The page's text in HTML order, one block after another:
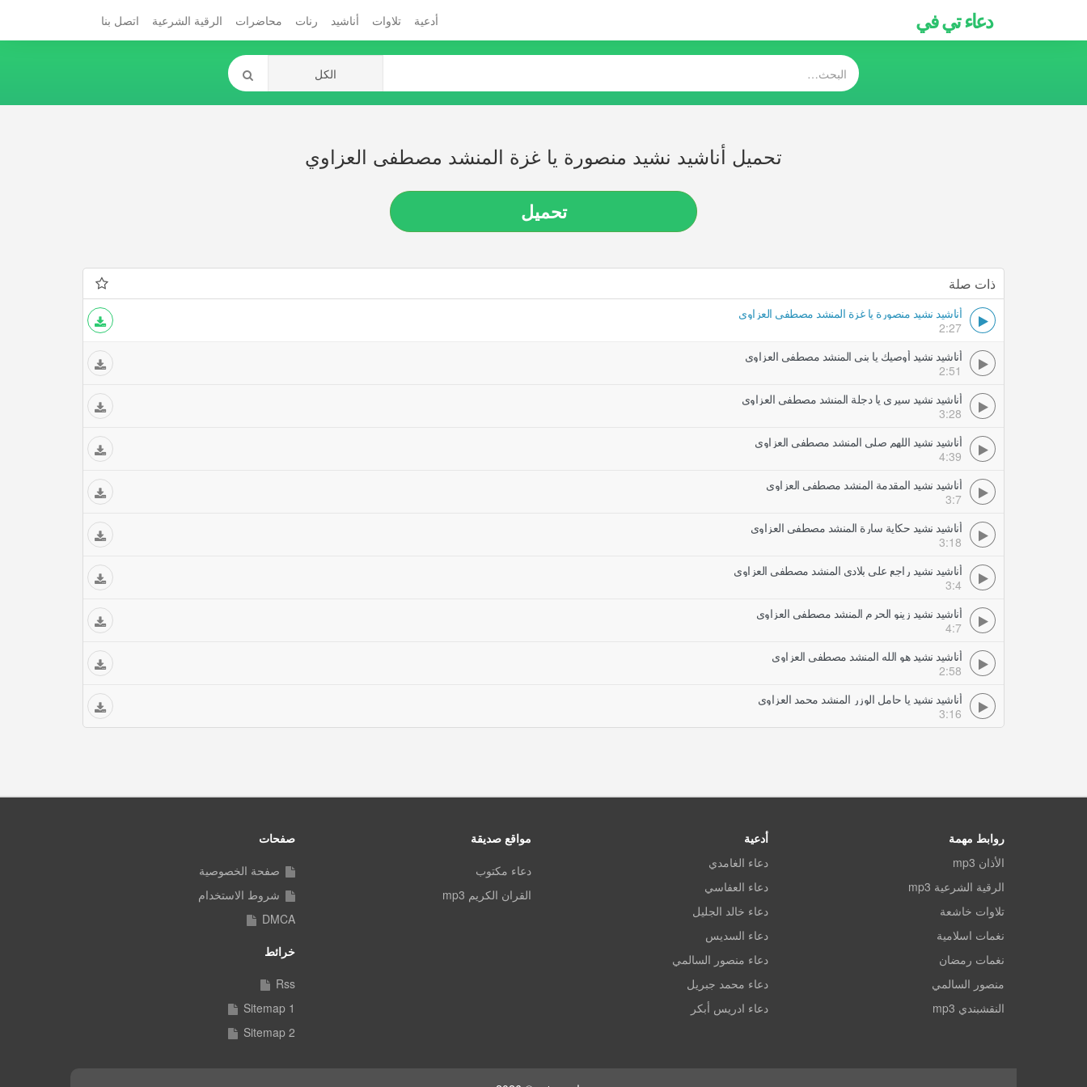
دعاء تي في أدعية تلاوات أناشيد رنات محاضرات الرقية الشرعية اتصل بنا
تحميل أناشيد نشيد منصورة يا غزة المنشد مصطفى العزاوي
تحميل
ذات صلة
أناشيد نشيد منصورة يا غزة المنشد مصطفى العزاوي
2:27
أناشيد نشيد أوصيك يا بني المنشد مصطفى العزاوي
2:51
أناشيد نشيد سيري يا دجلة المنشد مصطفى العزاوي
3:28
أناشيد نشيد اللهم صلي المنشد مصطفى العزاوي
4:39
أناشيد نشيد المقدمة المنشد مصطفى العزاوي
3:7
أناشيد نشيد حكاية سارة المنشد مصطفى العزاوي
3:18
أناشيد نشيد راجع على بلادي المنشد مصطفى العزاوي
3:4
أناشيد نشيد زينو الحرم المنشد مصطفى العزاوي
4:7
أناشيد نشيد هو الله المنشد مصطفى العزاوي
2:58
أناشيد نشيد يا حامل الوزر المنشد محمد العزاوي
3:16
روابط مهمة
الأذان mp3
الرقية الشرعية mp3
تلاوات خاشعة
نغمات اسلامية
نغمات رمضان
منصور السالمي
النقشبندي mp3
أدعية
دعاء الغامدي
دعاء العفاسي
دعاء خالد الجليل
دعاء السديس
دعاء منصور السالمي
دعاء محمد جبريل
دعاء ادريس أبكر
مواقع صديقة
دعاء مكتوب
القران الكريم mp3
صفحات
صفحة الخصوصية
شروط الاستخدام
DMCA
خرائط
Rss
Sitemap 1
Sitemap 2